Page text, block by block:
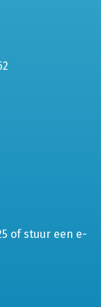
of stuur een e-